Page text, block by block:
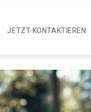
JETZT KONTAKTIEREN